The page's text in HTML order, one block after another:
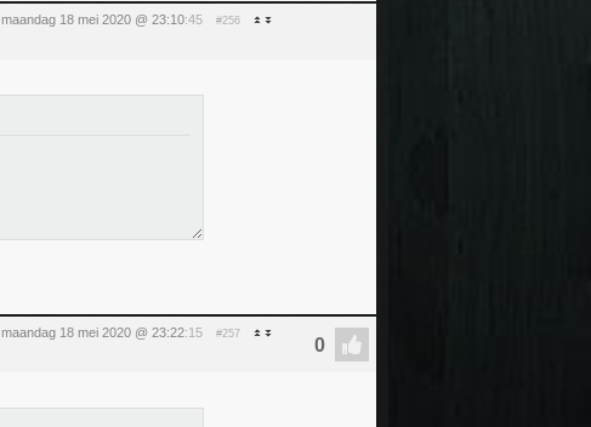
maandag 18 mei 2020 @ 23:10:45 #256
maandag 18 mei 2020 @ 23:22:15 #257